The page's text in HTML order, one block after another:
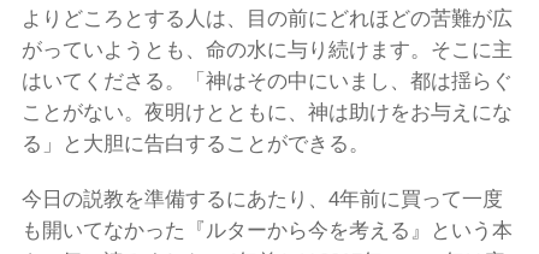
よりどころとする人は、目の前にどれほどの苦難が広
がっていようとも、命の水に与り続けます。そこに主
はいてくださる。「神はその中にいまし、都は揺らぐ
ことがない。夜明けとともに、神は助けをお与えにな
る」と大胆に告白することができる。
今日の説教を準備するにあたり、4年前に買って一度
も開いてなかった『ルターから今を考える』という本